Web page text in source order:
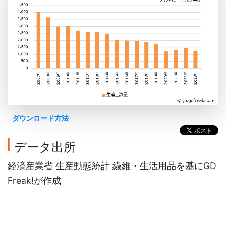
ダウンロード方法
データ出所
経済産業省 生産動態統計 繊維・生活用品を基にGD
Freak!が作成